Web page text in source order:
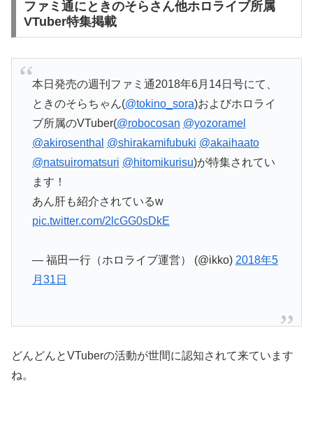
ファミ通にときのそらさん他ホロライブ所属
VTuber特集掲載
本日発売の週刊ファミ通2018年6月14日号にて、
ときのそらちゃん(@tokino_sora)およびホロライ
ブ所属のVTuber(@robocosan @yozoramel
@akirosenthal @shirakamifubuki @akaihaato
@natsuiromatsuri @hitomikurisu)が特集されてい
ます！
あん肝も紹介されているw
pic.twitter.com/2lcGG0sDkE
— 福田一行（ホロライブ運営） (@ikko) 2018年5
月31日
どんどんとVTuberの活動が世間に認知されて来ています
ね。